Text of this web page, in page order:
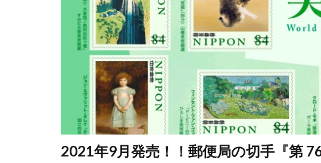
2021年9月発売！！郵便局の切手『第